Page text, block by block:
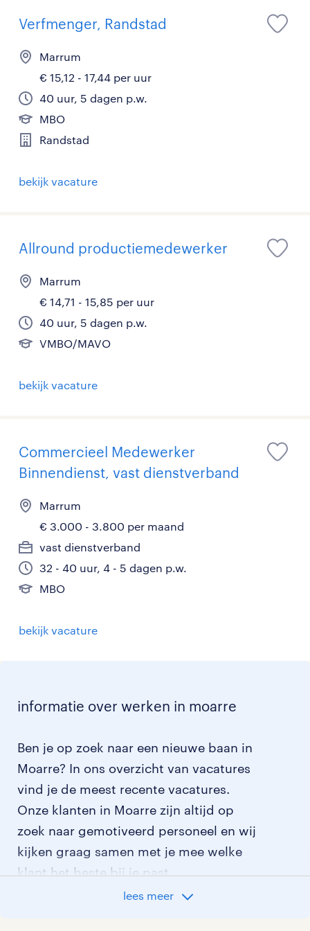
Verfmenger, Randstad
Marrum
€ 15,12 - 17,44 per uur
40 uur, 5 dagen p.w.
MBO
Randstad
bekijk vacature
Allround productiemedewerker
Marrum
€ 14,71 - 15,85 per uur
40 uur, 5 dagen p.w.
VMBO/MAVO
bekijk vacature
Commercieel Medewerker
Binnendienst, vast dienstverband
Marrum
€ 3.000 - 3.800 per maand
vast dienstverband
32 - 40 uur, 4 - 5 dagen p.w.
MBO
bekijk vacature
informatie over werken in moarre
Ben je op zoek naar een nieuwe baan in
Moarre? In ons overzicht van vacatures
vind je de meest recente vacatures.
Onze klanten in Moarre zijn altijd op
zoek naar gemotiveerd personeel en wij
kijken graag samen met je mee welke
klant het beste bij je past.
lees meer